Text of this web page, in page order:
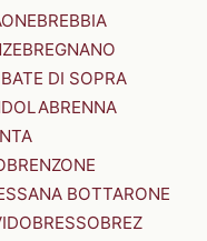
BREBBIA
BREGNANO
DI SOPRA
BRENNA
BRENZONE
BOTTARONE
BRESSOBREZ